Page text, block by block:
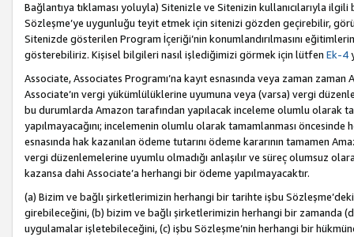
Bağlantıya tıklaması yoluyla) Sitenizle ve Sitenizin kullanıcılarıyla
Sözleşme’ye uygunluğu teyit etmek için sitenizi gözden geçirebilir,
Sitenizde gösterilen Program İçeriği’nin konumlandırılmasını
gösterebiliriz. Kişisel bilgileri nasıl işlediğimizi görmek için lütfen Ek-4
Associate, Associates Programı’na kayıt esnasında veya zaman
Associate’ın vergi yükümlülüklerine uyumuna veya (varsa) vergi
bu durumlarda Amazon tarafından yapılacak inceleme olumlu olarak
yapılmayacağını; incelemenin olumlu olarak tamamlanması
esnasında hak kazanılan ödeme tutarını ödeme kararının tamamen
vergi düzenlemelerine uyumlu olmadığı anlaşılır ve süreç olumsuz
kazansa dahi Associate’a herhangi bir ödeme yapılmayacaktır.
(a) Bizim ve bağlı şirketlerimizin herhangi bir tarihte işbu
girebileceğini, (b) bizim ve bağlı şirketlerimizin herhangi bir zamanda
uygulamalar işletebileceğini, (c) işbu Sözleşme’nin herhangi bir